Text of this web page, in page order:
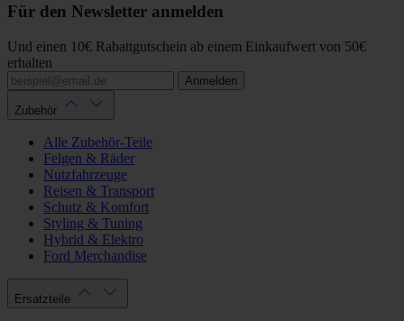
Für den Newsletter anmelden
Und einen 10€ Rabattgutschein ab einem Einkaufwert von 50€
erhalten
Anmelden
Zubehör
Alle Zubehör-Teile
Felgen & Räder
Nutzfahrzeuge
Reisen & Transport
Schutz & Komfort
Styling & Tuning
Hybrid & Elektro
Ford Merchandise
Ersatzteile